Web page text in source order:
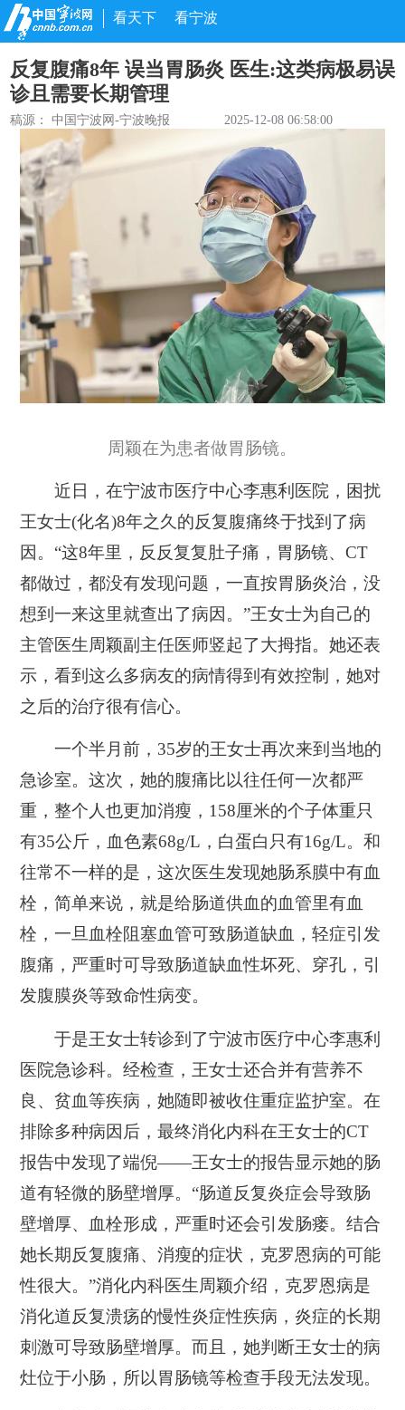
看天下 看宁波
反复腹痛8年 误当胃肠炎 医生:这类病极易误
诊且需要长期管理
稿源：中国宁波网-宁波晚报 2025-12-08 06:58:00
周颖在为患者做胃肠镜。
近日，在宁波市医疗中心李惠利医院，困扰
王女士(化名)8年之久的反复腹痛终于找到了病
因。“这8年里，反反复复肚子痛，胃肠镜、CT
都做过，都没有发现问题，一直按胃肠炎治，没
想到一来这里就查出了病因。”王女士为自己的
主管医生周颖副主任医师竖起了大拇指。她还表
示，看到这么多病友的病情得到有效控制，她对
之后的治疗很有信心。
一个半月前，35岁的王女士再次来到当地的
急诊室。这次，她的腹痛比以往任何一次都严
重，整个人也更加消瘦，158厘米的个子体重只
有35公斤，血色素68g/L，白蛋白只有16g/L。和
往常不一样的是，这次医生发现她肠系膜中有血
栓，简单来说，就是给肠道供血的血管里有血
栓，一旦血栓阻塞血管可致肠道缺血，轻症引发
腹痛，严重时可导致肠道缺血性坏死、穿孔，引
发腹膜炎等致命性病变。
于是王女士转诊到了宁波市医疗中心李惠利
医院急诊科。经检查，王女士还合并有营养不
良、贫血等疾病，她随即被收住重症监护室。在
排除多种病因后，最终消化内科在王女士的CT
报告中发现了端倪——王女士的报告显示她的肠
道有轻微的肠壁增厚。“肠道反复炎症会导致肠
壁增厚、血栓形成，严重时还会引发肠瘘。结合
她长期反复腹痛、消瘦的症状，克罗恩病的可能
性很大。”消化内科医生周颖介绍，克罗恩病是
消化道反复溃疡的慢性炎症性疾病，炎症的长期
刺激可导致肠壁增厚。而且，她判断王女士的病
灶位于小肠，所以胃肠镜等检查手段无法发现。